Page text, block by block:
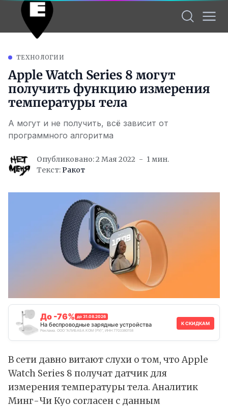
ТЕХНОЛОГИИ
Apple Watch Series 8 могут
получить функцию измерения
температуры тела
А могут и не получить, всё зависит от
программного алгоритма
Опубликовано: 2 Мая 2022
1 мин.
Текст:Ракот
До -76% до 31.08.2026
На беспроводные зарядные устройства
Реклама. ООО "АЛИБАБА.КОМ (РУ)", ИНН 7703380158
К СКИДКАМ
В сети давно витают слухи о том, что Apple
Watch Series 8 получат датчик для
измерения температуры тела. Аналитик
Минг-Чи Куо согласен с данным